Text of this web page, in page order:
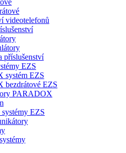
videotelefonů
příslušenství
EZS
systém EZS
bezdrátové EZS
PARADOX
EZS